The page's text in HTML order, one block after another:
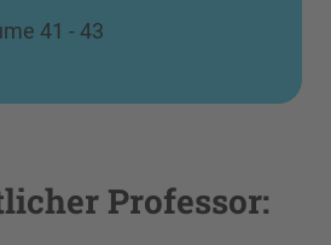
41 - 43
Professor: